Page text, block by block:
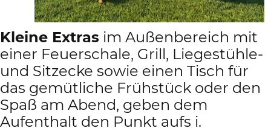
Kleine Extras im Außenbereich mit
einer Feuerschale, Grill, Liegestühle-
und Sitzecke sowie einen Tisch für
das gemütliche Frühstück oder den
Spaß am Abend, geben dem
Aufenthalt den Punkt aufs i.